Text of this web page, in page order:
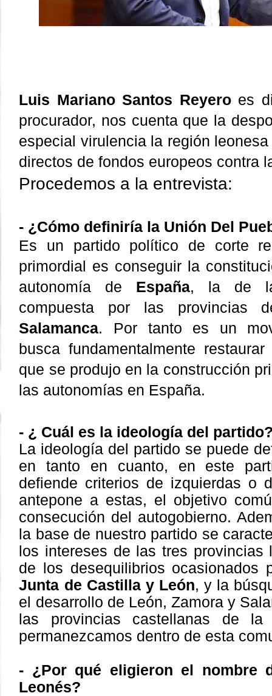
Luis Mariano Santos Reyeroes
procurador, nos cuenta que la
especial virulencia la región
directos de fondos europeos contra
Procedemos a la entrevista:
- ¿Cómo definiría la Unión Del
Es un partido político de corte
primordial es conseguir la
autonomía de España, la de
compuesta por las provincias
Salamanca. Por tanto es un
busca fundamentalmente
que se produjo en la construcción
las autonomías en España.
- ¿ Cuál es la ideología del
La ideología del partido se puede
en tanto en cuanto, en este
defiende criterios de izquierdas o
antepone a estas, el objetivo
consecución del autogobierno.
la base de nuestro partido se
los intereses de las tres provincias
de los desequilibrios ocasionados
Junta de Castilla y León, y la
el desarrollo de León, Zamora y
las provincias castellanas de la
permanezcamos dentro de esta
- ¿Por qué eligieron el nombre
Leonés?